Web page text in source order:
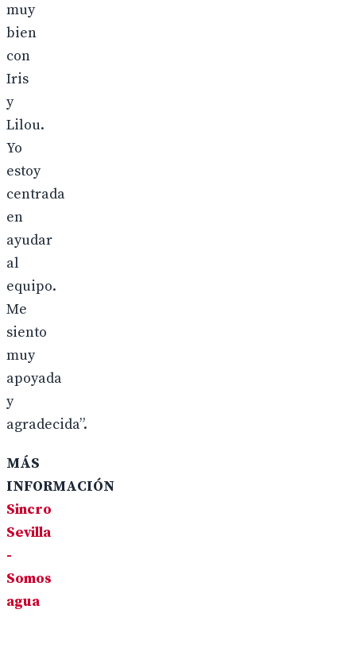
muy
bien
con
Iris
y
Lilou.
Yo
estoy
centrada
en
ayudar
al
equipo.
Me
siento
muy
apoyada
y
agradecida”.
MÁS
INFORMACIÓN
Sincro
Sevilla
-
Somos
agua